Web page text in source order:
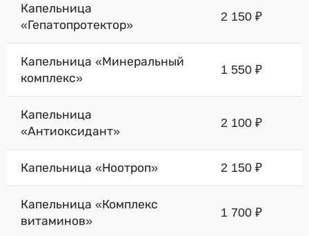
Капельница
«Гепатопротектор»
2 150 ₽
Капельница «Минеральный
комплекс»
1 550 ₽
Капельница
«Антиоксидант»
2 100 ₽
Капельница «Ноотроп» 2 150 ₽
Капельница «Комплекс
витаминов»
1 700 ₽